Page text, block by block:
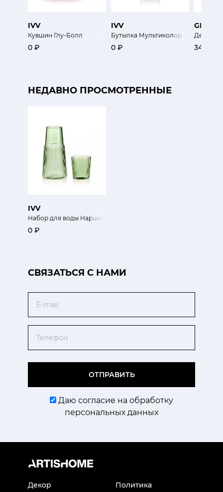
IVV
Кувшин Глу-Болл
0 ₽
IVV
Бутылка Мультиколор
0 ₽ 34 800
НЕДАВНО ПРОСМОТРЕННЫЕ
IVV
Набор для воды Нарцисо
0 ₽
CВЯЗАТЬСЯ С НАМИ
ОТПРАВИТЬ
Даю согласие на обработку
персональных данных
Декор
Политика